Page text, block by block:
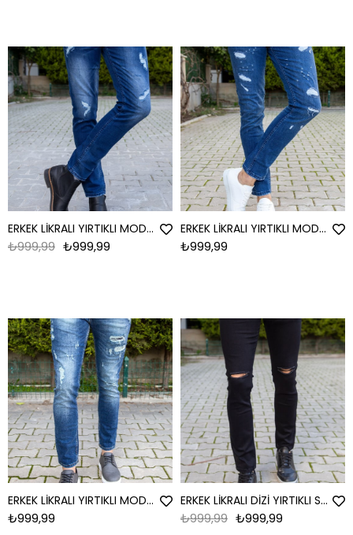
ERKEK LİKRALI YIRTIKLI MODEL 4 JEAN YIRTIKLI MODEL 4
₺999,99
₺999,99
ERKEK LİKRALI YIRTIKLI MODEL 5 JEAN YIRTIKLI MODEL 5
₺999,99
ERKEK LİKRALI YIRTIKLI MODEL 6 JEAN YIRTIKLI MODEL 6
₺999,99
ERKEK LİKRALI DİZİ YIRTIKLI SİYAH JEAN DİZİ YIRTIKLI SİYAH
₺999,99
₺999,99